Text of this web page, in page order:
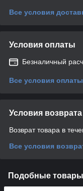
Все условия
Условия оплаты
Безналичный
Все условия оплаты
Условия возврата
Возврат товара в
Все условия
Подобные